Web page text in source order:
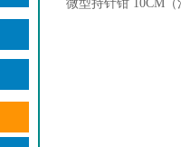
微型持针钳 10CM（